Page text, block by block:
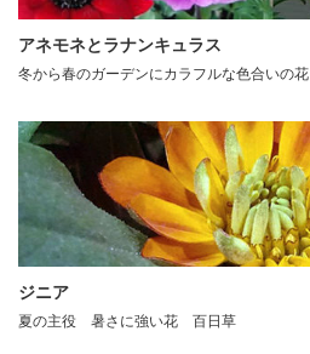
アネモネとラナンキュラス
冬から春のガーデンにカラフルな色合いの花
ジニア
夏の主役 暑さに強い花 百日草